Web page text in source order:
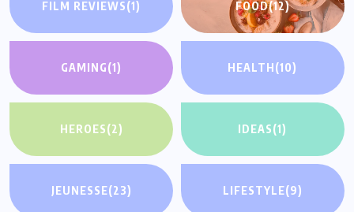
FILM REVIEWS(1) FOOD(12)
GAMING(1) HEALTH(10)
HEROES(2) IDEAS(1)
JEUNESSE(23) LIFESTYLE(9)